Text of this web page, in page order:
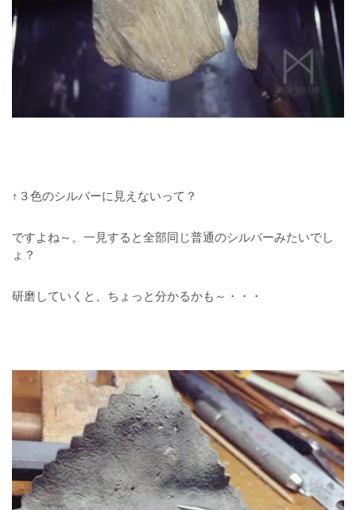
↑３色のシルバーに見えないって？
ですよね～。一見すると全部同じ普通のシルバーみたいでし
ょ？
研磨していくと、ちょっと分かるかも～・・・